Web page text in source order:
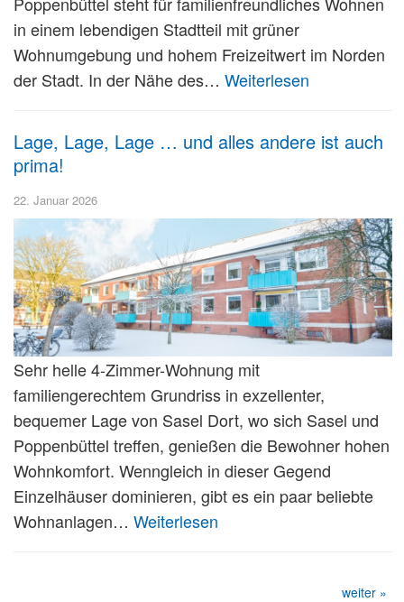
in einem lebendigen Stadtteil mit grüner
Wohnumgebung und hohem Freizeitwert im Norden
der Stadt. In der Nähe des… Weiterlesen
Lage, Lage, Lage … und alles andere ist auch
prima!
22. Januar 2026
Sehr helle 4-Zimmer-Wohnung mit
familiengerechtem Grundriss in exzellenter,
bequemer Lage von Sasel Dort, wo sich Sasel und
Poppenbüttel treffen, genießen die Bewohner hohen
Wohnkomfort. Wenngleich in dieser Gegend
Einzelhäuser dominieren, gibt es ein paar beliebte
Wohnanlagen… Weiterlesen
weiter »